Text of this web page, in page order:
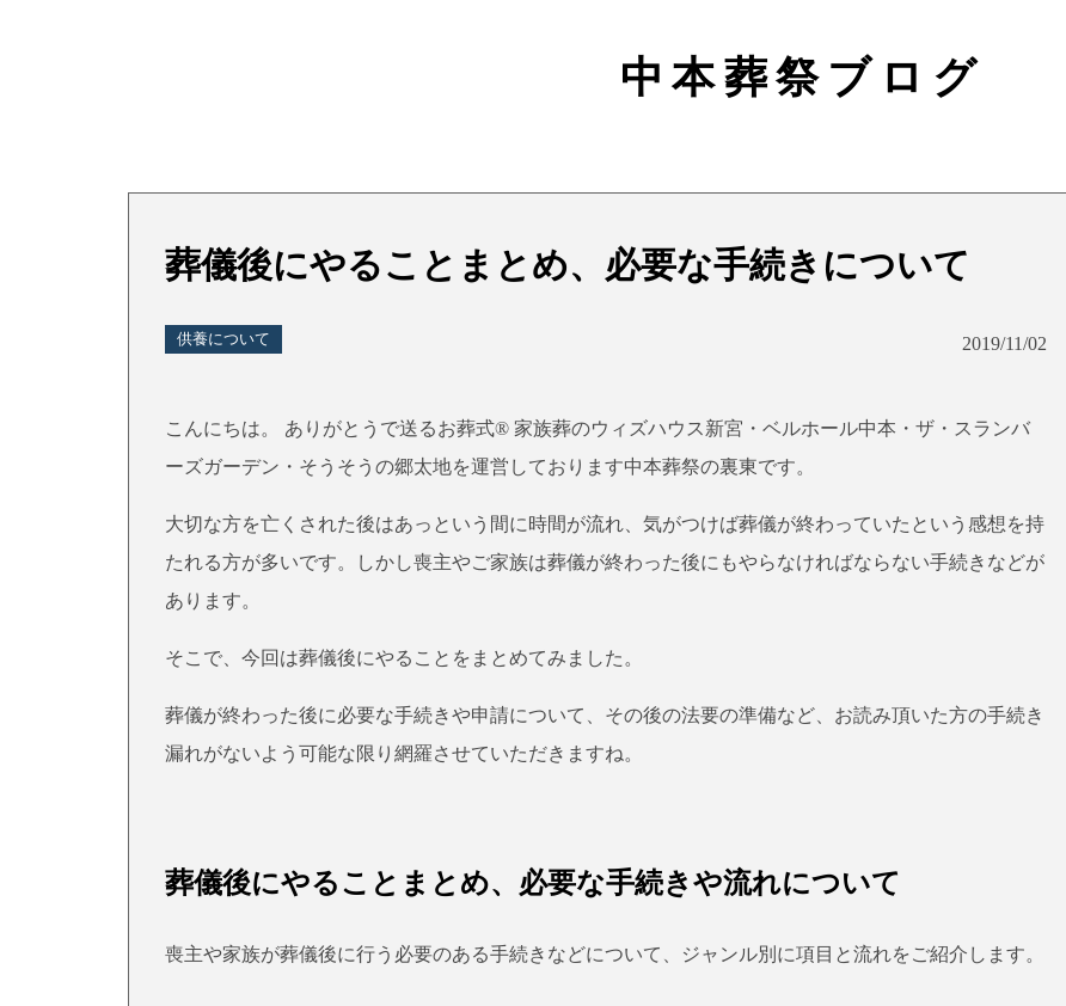
中本葬祭ブログ
葬儀後にやることまとめ、必要な手続きについて
供養について 2019/11/02
こんにちは。 ありがとうで送るお葬式® 家族葬のウィズハウス新宮・ベルホール中本・ザ・スランバ
ーズガーデン・そうそうの郷太地を運営しております中本葬祭の裏東です。
大切な方を亡くされた後はあっという間に時間が流れ、気がつけば葬儀が終わっていたという感想を持
たれる方が多いです。しかし喪主やご家族は葬儀が終わった後にもやらなければならない手続きなどが
あります。
そこで、今回は葬儀後にやることをまとめてみました。
葬儀が終わった後に必要な手続きや申請について、その後の法要の準備など、お読み頂いた方の手続き
漏れがないよう可能な限り網羅させていただきますね。
葬儀後にやることまとめ、必要な手続きや流れについて
喪主や家族が葬儀後に行う必要のある手続きなどについて、ジャンル別に項目と流れをご紹介します。